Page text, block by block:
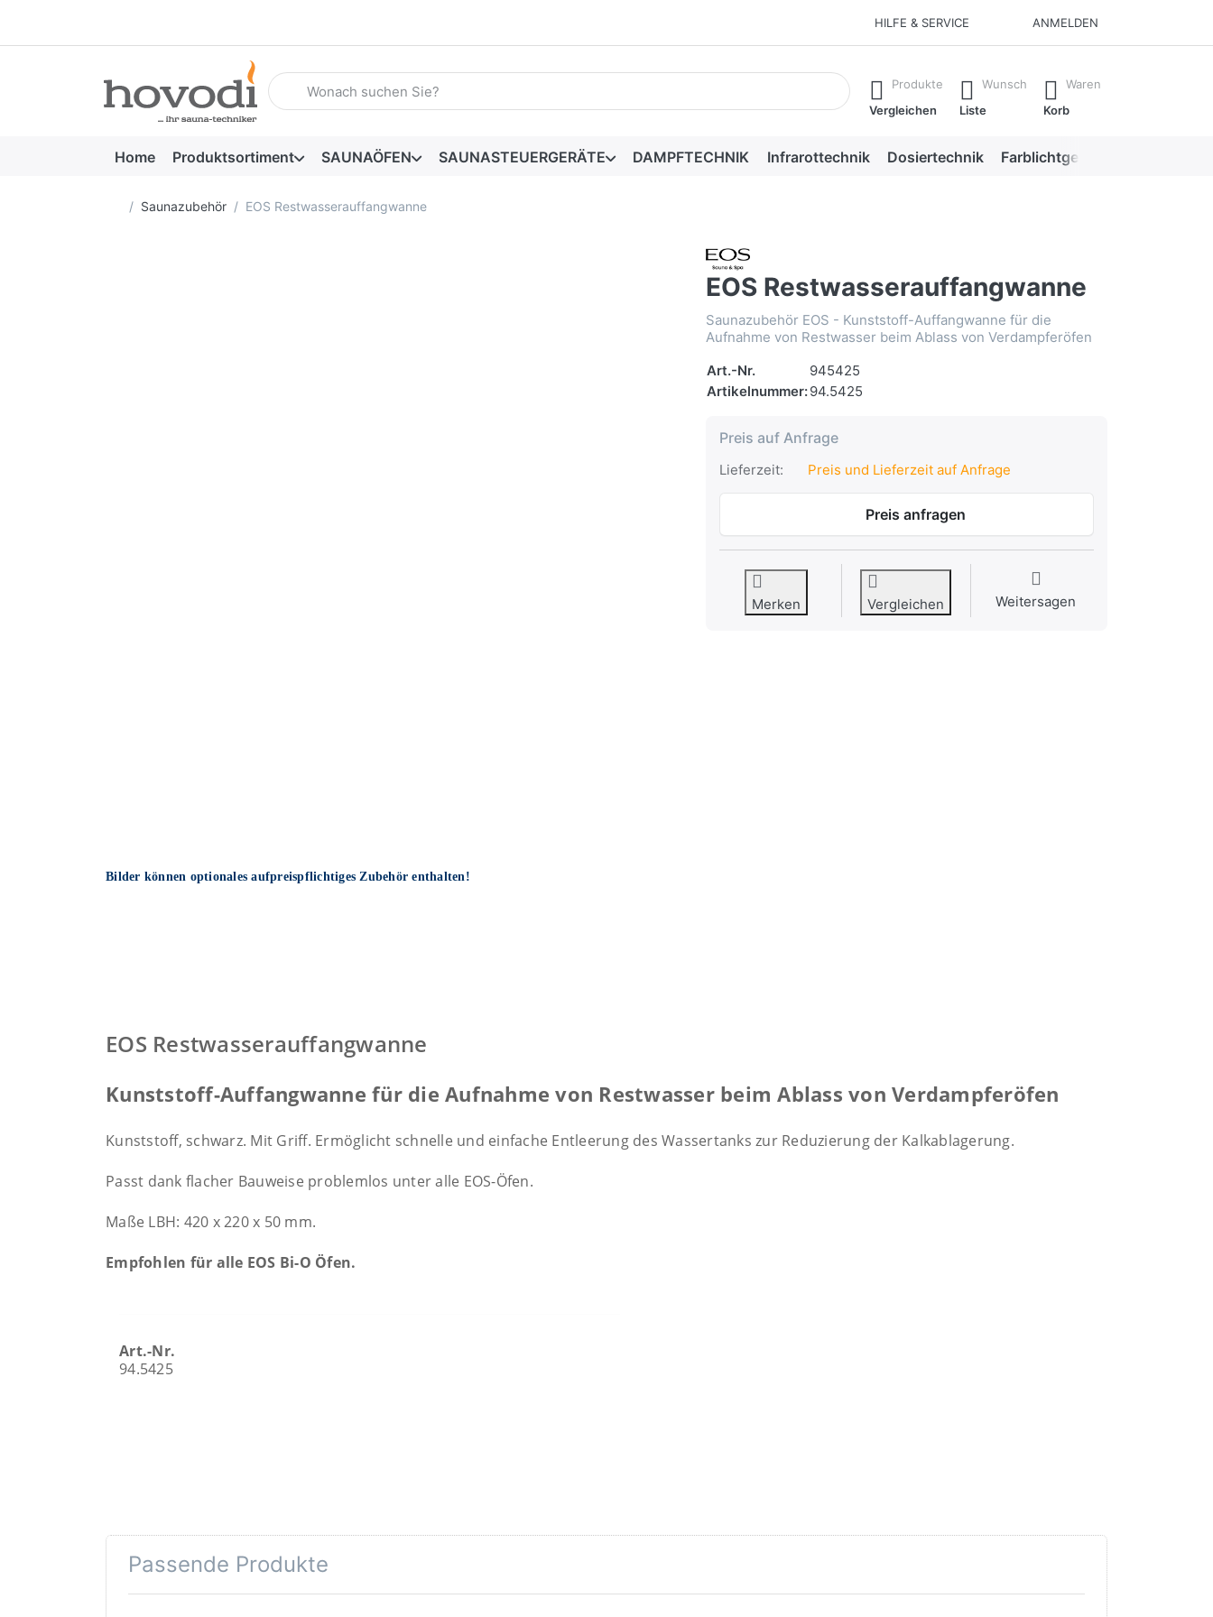
HILFE & SERVICE ANMELDEN
Geben Sie einen Suchbegriff ein. Drücken Sie die Eingabetaste, um alle Ergebnisse aufzurufen.
Produkte
Vergleichen
Wunsch
Liste
Waren
Korb
Home Produktsortiment SAUNAÖFEN SAUNASTEUERGERÄTE DAMPFTECHNIK Infrarottechnik Dosiertechnik Farblichtgeräte
Startseite
Saunazubehör EOS Restwasserauffangwanne
EOS Restwasserauffangwanne
Saunazubehör EOS - Kunststoff-Auffangwanne für die
Aufnahme von Restwasser beim Ablass von Verdampferöfen
Art.-Nr.
945425
Artikelnummer:94.5425
Preis auf Anfrage
Lieferzeit: Preis und Lieferzeit auf Anfrage
Preis anfragen
Merken Vergleichen Weitersagen
Bilder können optionales aufpreispflichtiges Zubehör enthalten!
EOS Restwasserauffangwanne
Kunststoff-Auffangwanne für die Aufnahme von Restwasser beim Ablass von Verdampferöfen
Kunststoff, schwarz. Mit Griff. Ermöglicht schnelle und einfache Entleerung des Wassertanks zur Reduzierung der Kalkablagerung.
Passt dank flacher Bauweise problemlos unter alle EOS-Öfen.
Maße LBH: 420 x 220 x 50 mm.
Empfohlen für alle EOS Bi-O Öfen.
Art.-Nr.
94.5425
Passende Produkte